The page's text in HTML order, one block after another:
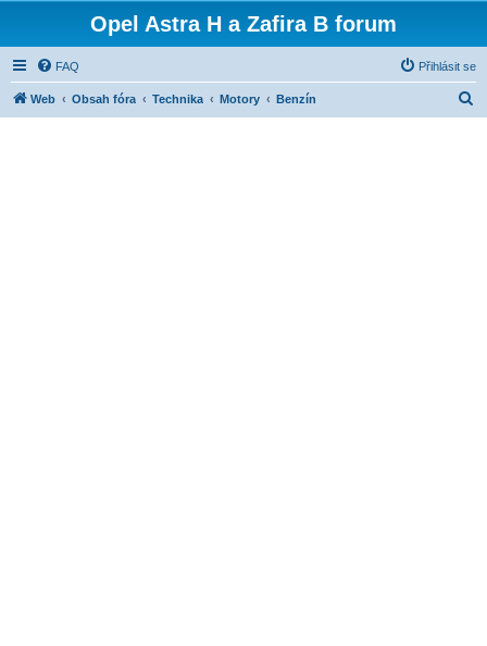
Opel Astra H a Zafira B forum
FAQ Přihlásit se
Web Obsah fóra Technika Motory Benzín